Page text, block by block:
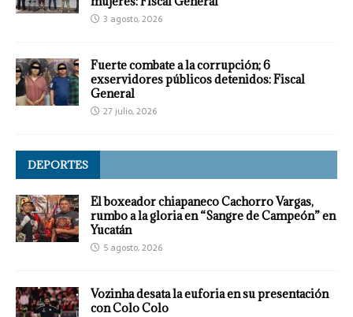
3 agosto, 2026
Fuerte combate a la corrupción; 6
exservidores públicos detenidos: Fiscal
General
27 julio, 2026
DEPORTES
El boxeador chiapaneco Cachorro Vargas,
rumbo a la gloria en “Sangre de Campeón” en
Yucatán
5 agosto, 2026
Vozinha desata la euforia en su presentación
con Colo Colo